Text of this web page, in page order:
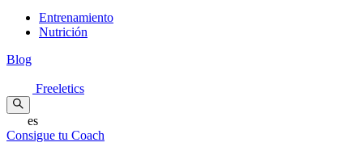
Entrenamiento
Nutrición
Blog
Freeletics
es
Consigue tu Coach